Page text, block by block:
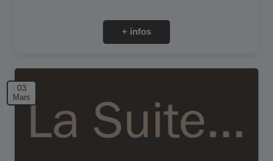
+ infos
03
Mars